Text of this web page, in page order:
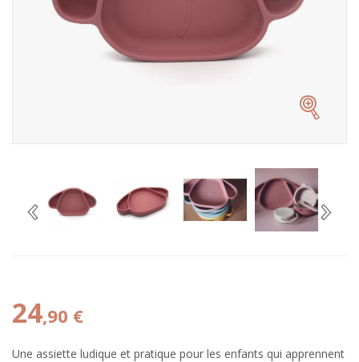
24,90 €
Une assiette ludique et pratique pour les enfants qui apprennent